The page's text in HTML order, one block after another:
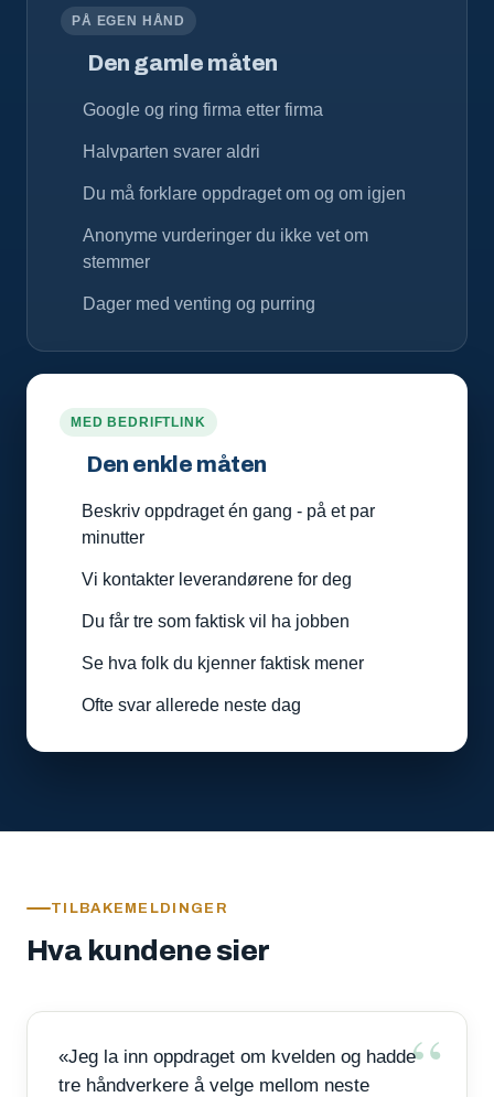
PÅ EGEN HÅND
Den gamle måten
Google og ring firma etter firma
Halvparten svarer aldri
Du må forklare oppdraget om og om igjen
Anonyme vurderinger du ikke vet om
stemmer
Dager med venting og purring
MED BEDRIFTLINK
Den enkle måten
Beskriv oppdraget én gang - på et par
minutter
Vi kontakter leverandørene for deg
Du får tre som faktisk vil ha jobben
Se hva folk du kjenner faktisk mener
Ofte svar allerede neste dag
TILBAKEMELDINGER
Hva kundene sier
«Jeg la inn oppdraget om kvelden og hadde
tre håndverkere å velge mellom neste